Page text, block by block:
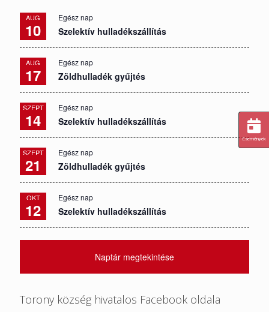
AUG
10
Egész nap
Szelektív hulladékszállítás
AUG
17
Egész nap
Zöldhulladék gyűjtés
SZEPT
14
Egész nap
Szelektív hulladékszállítás
SZEPT
21
Egész nap
Zöldhulladék gyűjtés
OKT
12
Egész nap
Szelektív hulladékszállítás
Naptár megtekintése
Torony község hivatalos Facebook oldala
Események